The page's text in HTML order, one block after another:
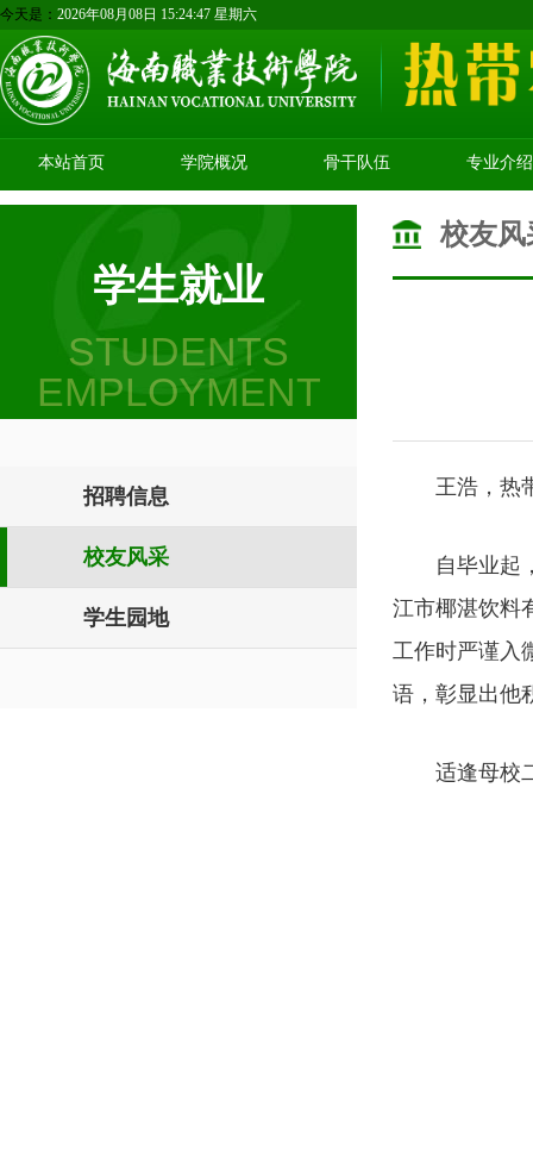
今天是： 2026年08月08日 15:24:47 星期六
本站首页 学院概况 骨干队伍 专业介绍
学生就业
STUDENTS
EMPLOYMENT
招聘信息
校友风采
学生园地
校友风
王浩，热
自毕业起
江市椰湛饮料
工作时严谨入
语，彰显出他
适逢母校